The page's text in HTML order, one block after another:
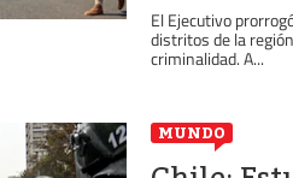
El Ejecutivo
distritos de la
criminalidad. A...
MUNDO